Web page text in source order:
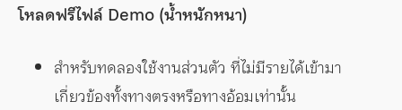
โหลดฟรีไฟล์ Demo (น้ำหนักหนา)
สำหรับทดลองใช้งานส่วนตัว ที่ไม่มีรายได้เข้ามา
เกี่ยวข้องทั้งทางตรงหรือทางอ้อมเท่านั้น